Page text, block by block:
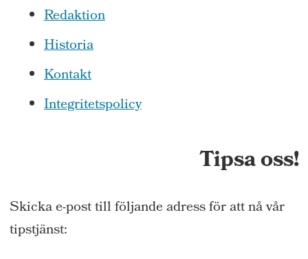
Redaktion
Historia
Kontakt
Integritetspolicy
Tipsa oss!
Skicka e-post till följande adress för att nå vår
tipstjänst: